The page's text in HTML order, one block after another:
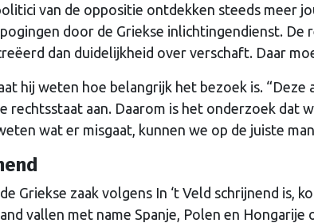
van de oppositie ontdekken steeds meer
door de Griekse inlichtingendienst.
dan duidelijkheid over verschaft. Daar
hij weten hoe belangrijk het bezoek is.
rechtsstaat aan. Daarom is het onderzoek dat
wat er misgaat, kunnen we op de juiste
Griekse zaak volgens In ‘t Veld schrijnend is,
vallen met name Spanje, Polen en